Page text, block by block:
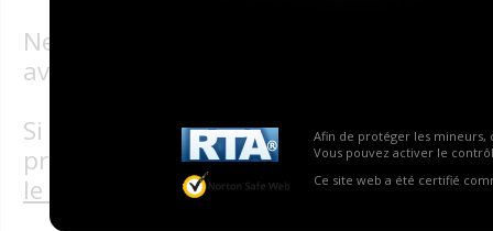
Afin de protéger les mineurs,
Vous pouvez activer le
Ce site web a été certifié
Ne pouvant pas tous vous couvrir de
avons préparé une petite vidéo sans
Si elle n’a pas la qualité d’une vidéo
professionnels, elle a le privilège d’avoir
le coeur.